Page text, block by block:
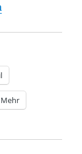
zur
Mehr